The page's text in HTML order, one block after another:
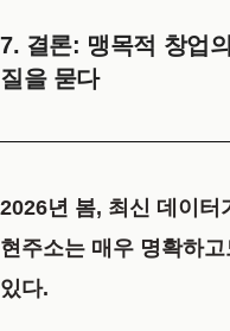
7. 결론: 맹목적 창업
질을 묻다
2026년 봄, 최신 데이터
현주소는 매우 명확하
있다.